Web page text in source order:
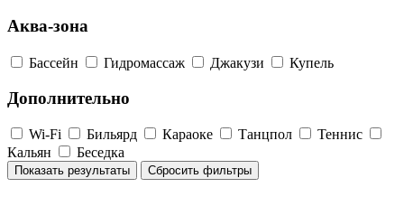
Аква-зона
Бассейн Гидромассаж Джакузи Купель
Дополнительно
Wi-Fi Бильярд Караоке Танцпол
Теннис
Кальян
Беседка
Показать результаты Сбросить фильтры